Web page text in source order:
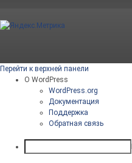
Перейти к верхней панели
О WordPress
WordPress.org
Документация
Поддержка
Обратная связь